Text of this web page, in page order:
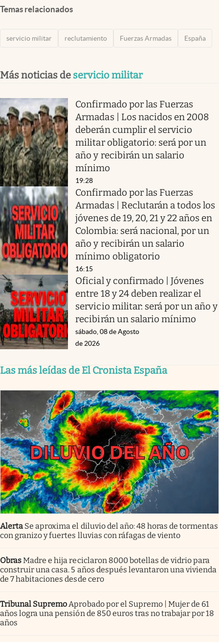
Temas relacionados
servicio militar reclutamiento Fuerzas Armadas España
Más noticias de servicio militar
Confirmado por las Fuerzas
Armadas | Los nacidos en 2008
deberán cumplir el servicio
militar obligatorio: será por un
año y recibirán un salario
mínimo
19:28
Confirmado por las Fuerzas
Armadas | Reclutarán a todos los
jóvenes de 19, 20, 21 y 22 años en
Colombia: será nacional, por un
año y recibirán un salario
mínimo obligatorio
16:15
Oficial y confirmado | Jóvenes
entre 18 y 24 deben realizar el
servicio militar: será por un año y
recibirán un salario mínimo
sábado, 08 de Agosto
de 2026
Las más leídas de El Cronista España
Alerta Se aproxima el diluvio del año: 48 horas de tormentas
con granizo y fuertes lluvias con ráfagas de viento
ObrasMadre e hija reciclaron 8000 botellas de vidrio para
construir una casa. 5 años después levantaron una vivienda
de 7 habitaciones desde cero
Tribunal Supremo Aprobado por el Supremo | Mujer de 61
años logra una pensión de 850 euros tras no trabajar por 18
años